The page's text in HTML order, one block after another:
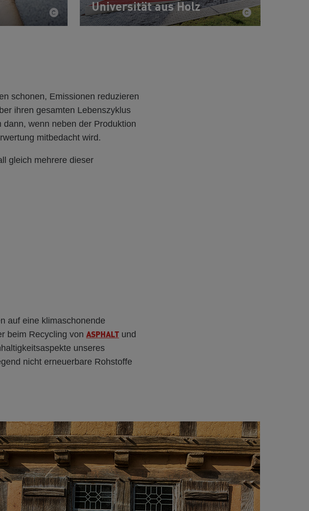
Universität aus Holz
schonen, Emissionen reduzieren
ihren gesamten Lebenszyklus
wenn neben der Produktion
mitbedacht wird.
gleich mehrere dieser
auf eine klimaschonende
beim Recycling von ASPHALT und
unseres
nicht erneuerbare Rohstoffe